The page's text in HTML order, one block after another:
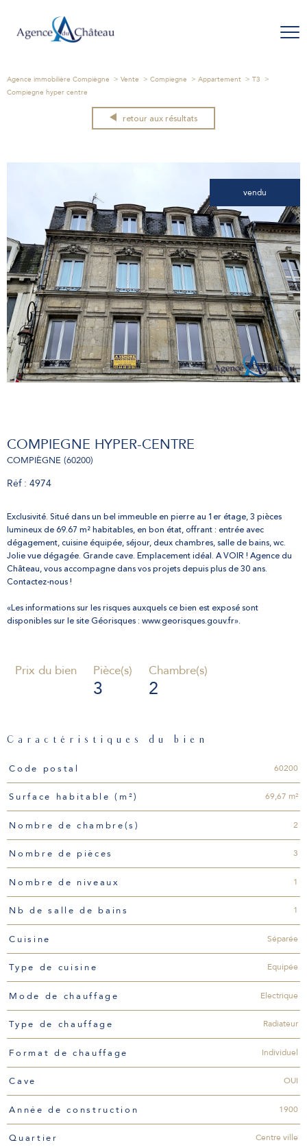
Agence immobilière Compiègne Vente Compiegne Appartement
T3
Compiegne hyper centre
retour aux résultats
vendu
COMPIEGNE HYPER-CENTRE
COMPIÈGNE (60200)
Réf : 4974
Exclusivité. Situé dans un bel immeuble en pierre au 1er étage, 3 pièces
lumineux de 69.67 m² habitables, en bon état, offrant : entrée avec
dégagement, cuisine équipée, séjour, deux chambres, salle de bains, wc.
Jolie vue dégagée. Grande cave. Emplacement idéal. A VOIR ! Agence du
Château, vous accompagne dans vos projets depuis plus de 30 ans.
Contactez-nous !
«Les informations sur les risques auxquels ce bien est exposé sont
disponibles sur le site Géorisques : www.georisques.gouv.fr».
Prix du bien Pièce(s)
3
Chambre(s)
2
Caractéristiques du bien
Caractéristiques Valeurs
Code postal 60200
Surface habitable (m²) 69,67 m²
Nombre de chambre(s) 2
Nombre de pièces 3
Nombre de niveaux 1
Nb de salle de bains 1
Cuisine Séparée
Type de cuisine Equipée
Mode de chauffage Electrique
Type de chauffage Radiateur
Format de chauffage Individuel
Cave OUI
Année de construction 1900
Quartier Centre ville